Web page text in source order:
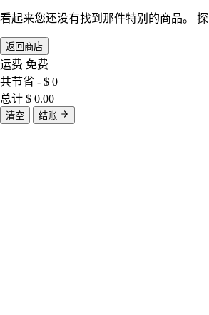
看起来您还没有找到那件特别的商品。 探
返回商店
运费 免费
共节省 - $ 0
总计 $ 0.00
清空 结账